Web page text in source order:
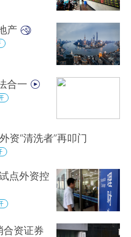
产
合一
资“清洗者”再叩门
点外资控
资证券